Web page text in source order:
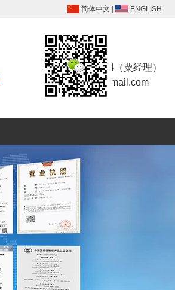
简体中文 ENGLISH
联系方式
18025455914（粟经理）
szsdlcx@foxmail.com